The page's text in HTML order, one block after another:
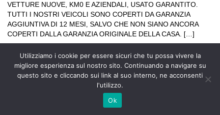
VETTURE NUOVE, KM0 E AZIENDALI, USATO GARANTITO.
TUTTI I NOSTRI VEICOLI SONO COPERTI DA GARANZIA
AGGIUNTIVA DI 12 MESI, SALVO CHE NON SIANO ANCORA
COPERTI DALLA GARANZIA ORIGINALE DELLA CASA. […]
Utilizziamo i cookie per essere sicuri che tu possa vivere la
migliore esperienza sul nostro sito. Continuando a navigare su
questo sito e cliccando sui link al suo interno, ne acconsenti
l'utilizzo.
Ok